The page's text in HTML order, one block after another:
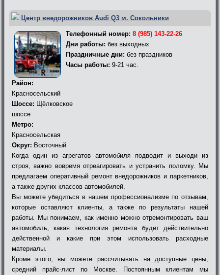
Центр внедорожников Audi Q3 м. Сокольники
Телефонный номер: 8 (985) 143-22-26
Дни работы: без выходных
Праздничные дни: без праздников
Часы работы: 9-21 час.
Район:
Красносельский
Шоссе: Щёлковское
шоссе
Метро:
Красносельская
Округ: Восточный
Когда один из агрегатов автомобиля подводит и выходи из
строя, важно вовремя отреагировать и устранить поломку. Мы
предлагаем оперативный ремонт внедорожников и паркетников,
а также других классов автомобилей.
Вы можете убедиться в нашем профессионализме по отзывам,
которые оставляют клиенты, а также по результаты нашей
работы. Мы понимаем, как именно можно отремонтировать ваш
автомобиль, какая технология ремонта будет действительно
действенной и какие при этом использовать расходные
материалы.
Кроме этого, вы можете рассчитывать на доступные цены,
средний прайс-лист по Москве. Постоянным клиентам мы